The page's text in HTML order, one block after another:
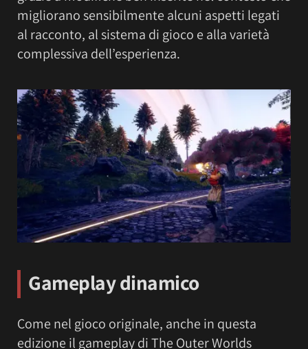
migliorano sensibilmente alcuni aspetti legati
al racconto, al sistema di gioco e alla varietà
complessiva dell’esperienza.
Gameplay dinamico
Come nel gioco originale, anche in questa
edizione il gameplay di The Outer Worlds